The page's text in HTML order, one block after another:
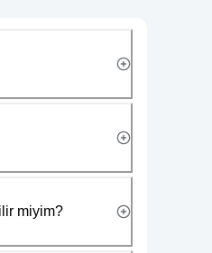
miyim?